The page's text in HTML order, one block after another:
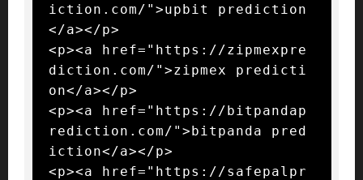
iction.com/">upbit prediction
</a></p>
<p><a href="https://zipmexpre
diction.com/">zipmex predicti
on</a></p>
<p><a href="https://bitpandap
rediction.com/">bitpanda pred
iction</a></p>
<p><a href="https://safepalpr